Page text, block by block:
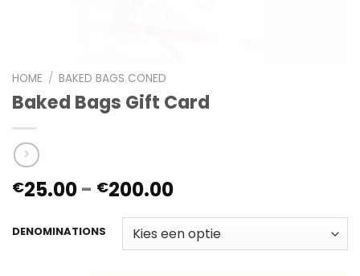
HOME / BAKED BAGS CONED
Baked Bags Gift Card
€25.00- €200.00Prijsklasse:
tot
€200.00
DENOMINATIONS